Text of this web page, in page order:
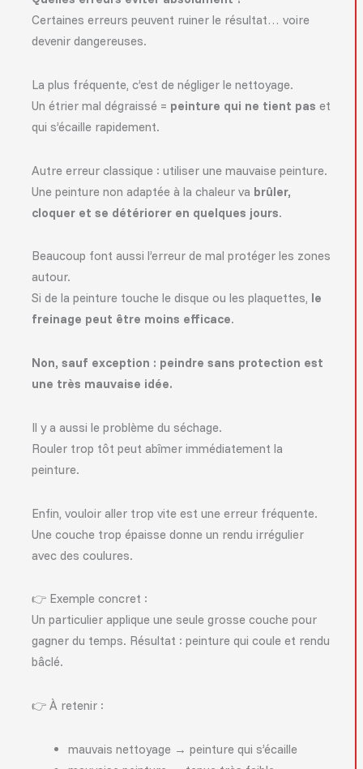
Certaines erreurs peuvent ruiner le résultat… voire
devenir dangereuses.
La plus fréquente, c’est de négliger le nettoyage.
Un étrier mal dégraissé = peinture qui ne tient pas et
qui s’écaille rapidement.
Autre erreur classique : utiliser une mauvaise peinture.
Une peinture non adaptée à la chaleur va brûler,
cloquer et se détériorer en quelques jours.
Beaucoup font aussi l’erreur de mal protéger les zones
autour.
Si de la peinture touche le disque ou les plaquettes, le
freinage peut être moins efficace.
Non, sauf exception : peindre sans protection est
une très mauvaise idée.
Il y a aussi le problème du séchage.
Rouler trop tôt peut abîmer immédiatement la
peinture.
Enfin, vouloir aller trop vite est une erreur fréquente.
Une couche trop épaisse donne un rendu irrégulier
avec des coulures.
👉 Exemple concret :
Un particulier applique une seule grosse couche pour
gagner du temps. Résultat : peinture qui coule et rendu
bâclé.
👉 À retenir :
mauvais nettoyage → peinture qui s’écaille